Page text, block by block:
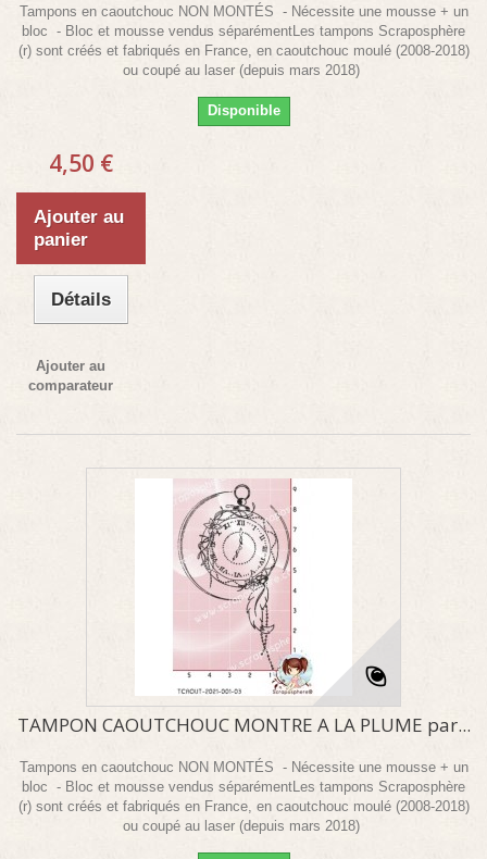
Tampons en caoutchouc NON MONTÉS - Nécessite une mousse + un
bloc - Bloc et mousse vendus séparémentLes tampons Scraposphère
(r) sont créés et fabriqués en France, en caoutchouc moulé (2008-2018)
ou coupé au laser (depuis mars 2018)
Disponible
4,50 €
Ajouter au
panier
Détails
Ajouter au
comparateur
TAMPON CAOUTCHOUC MONTRE A LA PLUME par...
Tampons en caoutchouc NON MONTÉS - Nécessite une mousse + un
bloc - Bloc et mousse vendus séparémentLes tampons Scraposphère
(r) sont créés et fabriqués en France, en caoutchouc moulé (2008-2018)
ou coupé au laser (depuis mars 2018)